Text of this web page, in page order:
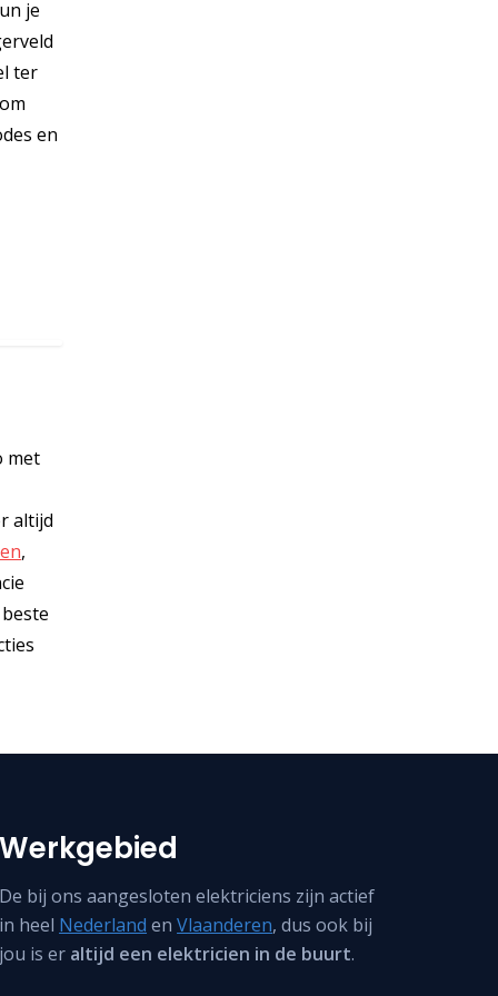
je
ter
en
met
altijd
,
Werkgebied
De bij ons aangesloten elektriciens zijn actief
in heel Nederland enVlaanderen, dus ook bij
jou is er altijd een elektricien in de buurt.